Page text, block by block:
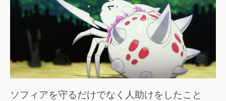
ソフィアを守るだけでなく人助けをしたこと